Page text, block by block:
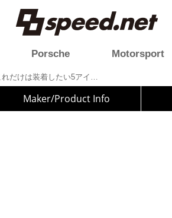
Porsche Motorsport
【ゴルフGTE】ゴルフ7買ったらこれだけは装着したい5アイテム
Maker/Product Info